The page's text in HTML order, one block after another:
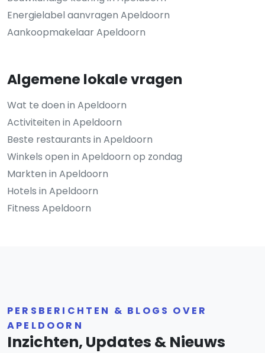
Energielabel aanvragen Apeldoorn
Aankoopmakelaar Apeldoorn
Algemene lokale vragen
Wat te doen in Apeldoorn
Activiteiten in Apeldoorn
Beste restaurants in Apeldoorn
Winkels open in Apeldoorn op zondag
Markten in Apeldoorn
Hotels in Apeldoorn
Fitness Apeldoorn
PERSBERICHTEN & BLOGS OVER
APELDOORN
Inzichten, Updates & Nieuws